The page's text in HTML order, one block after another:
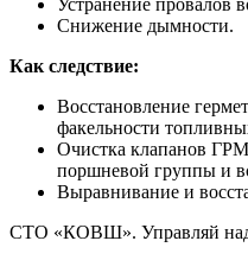
Устранение провалов
Снижение дымности.
Как следствие:
Восстановление
факельности
Очистка клапанов
поршневой группы и
Выравнивание и
СТО «КОВШ». Управляй